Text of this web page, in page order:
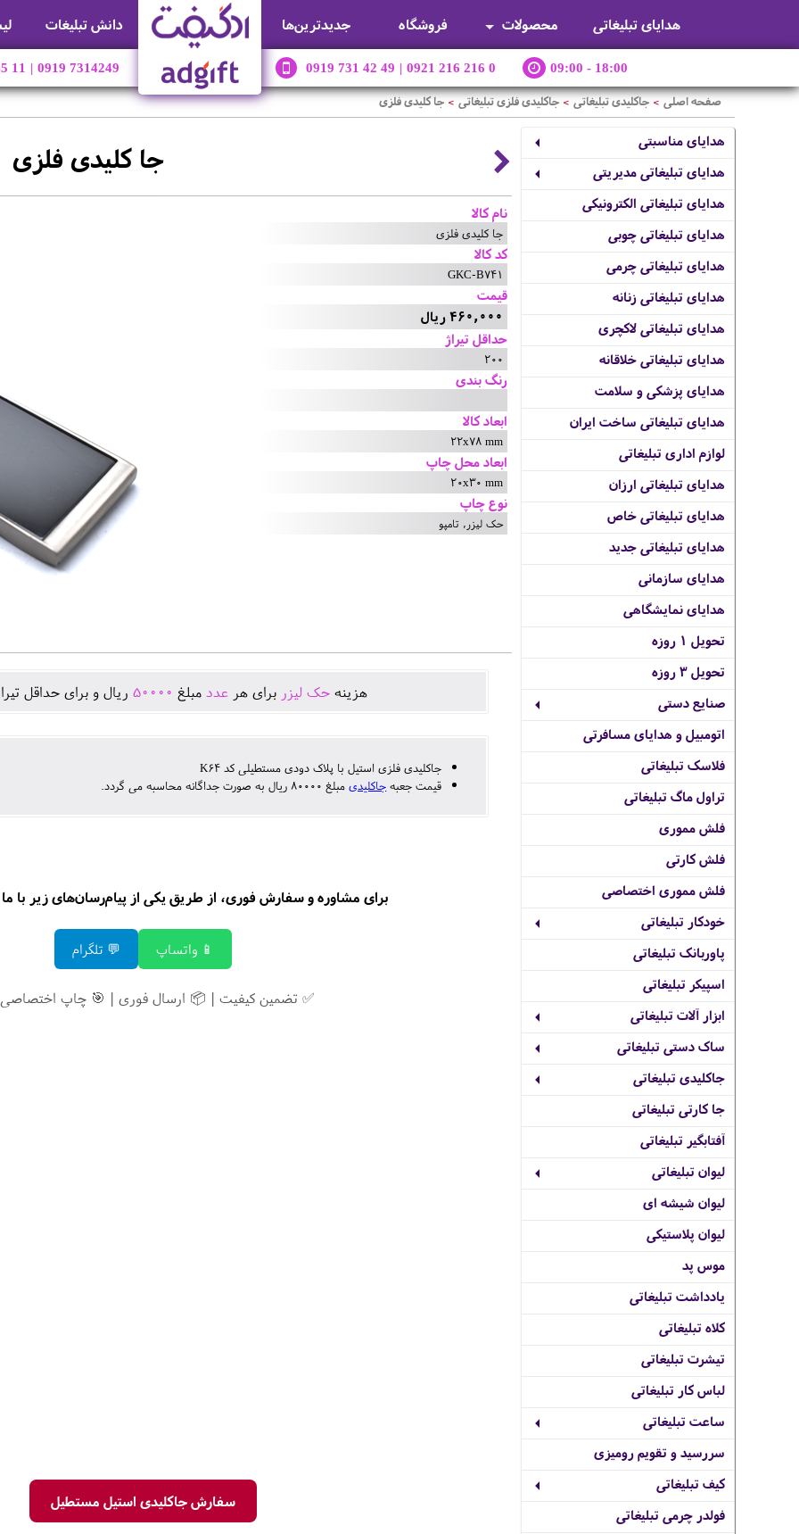
هدایای تبلیغاتی محصولات فروشگاه جديدترين‌ها دانش تبلیغات
11 | 0919 7314249 0919 731 42 49 | 0921 216 216 0 09:00 - 18:00
صفحه اصلی > جاکلیدی تبلیغاتی > جاکلیدی فلزی تبلیغاتی > جا کلیدی فلزی
هدایای مناسبتی
هدایای تبلیغاتی مدیریتی
هدایای تبلیغاتی الکترونیکی
هدایای تبلیغاتی چوبی
هدایای تبلیغاتی چرمی
هدایای تبلیغاتی زنانه
هدایای تبلیغاتی لاکچری
هدایای تبلیغاتی خلاقانه
هدایای پزشکی و سلامت
هدایای تبلیغاتی ساخت ایران
لوازم اداری تبلیغاتی
هدایای تبلیغاتی ارزان
هدایای تبلیغاتی خاص
هدایای تبلیغاتی جدید
هدایای سازمانی
هدایای نمایشگاهی
تحویل 1 روزه
تحویل 3 روزه
صنایع دستی
اتومبیل و هدایای مسافرتی
فلاسک تبلیغاتی
تراول ماگ تبلیغاتی
فلش مموری
فلش کارتی
فلش مموری اختصاصی
خودکار تبلیغاتی
پاوربانک تبلیغاتی
اسپیکر تبلیغاتی
ابزار آلات تبلیغاتی
ساک دستی تبلیغاتی
جاکلیدی تبلیغاتی
جا کارتی تبلیغاتی
آفتابگیر تبلیغاتی
لیوان تبلیغاتی
لیوان شیشه ای
لیوان پلاستیکی
موس پد
یادداشت تبلیغاتی
کلاه تبلیغاتی
تیشرت تبلیغاتی
لباس کار تبلیغاتی
ساعت تبلیغاتی
سررسید و تقویم رومیزی
کیف تبلیغاتی
فولدر چرمی تبلیغاتی
جا کلیدی فلزی
نام کالا
جا کلیدی فلزی
کد کالا
GKC-B741
قیمت
460,000 ریال
حداقل تیراژ
200
رنگ بندی
ابعاد کالا
22x78 mm
ابعاد محل چاپ
20x30 mm
نوع چاپ
حک لیزر, تامپو
هزينه حک لیزر برای هر عدد مبلغ 50000 ريال و برای حداقل
جاکلیدی فلزی استیل با پلاک دودی مستطیلی کد K64
قیمت جعبه جاکلیدیمبلغ 80000 ریال به صورت جداگانه محاسبه می گردد.
برای مشاوره و سفارش فوری، از طریق یکی از پیام‌رسان‌های زیر با ما
📱 واتساپ 💬 تلگرام
✅ تضمین کیفیت | 📦 ارسال فوری | 🎯 چاپ اختصاصی
سفارش جاکلیدی استیل مستطیل